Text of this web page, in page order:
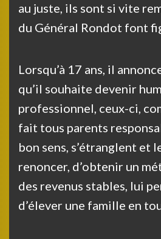
au juste, ils sont si vite
du Général Rondot font
Lorsqu’à 17 ans, il
qu’il souhaite devenir
professionnel, ceux-ci,
fait tous parents
bon sens, s’étranglent et
renoncer, d’obtenir un
des revenus stables, lui
d’élever une famille en